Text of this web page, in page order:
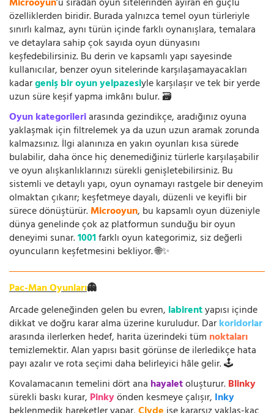
Microoyun’u sıradan oyun sitelerinden ayıran en güçlü
özelliklerden biridir. Burada yalnızca temel oyun türleriyle
sınırlı kalmaz, aynı türün içinde farklı oynanışlara, temalara
ve detaylara sahip çok sayıda oyun dünyasını
keşfedebilirsiniz. Bu derin ve kapsamlı yapı sayesinde
kullanıcılar, benzer oyun sitelerinde karşılaşamayacakları
kadargeniş bir oyun yelpazesiyle karşılaşır ve tek bir yerde
uzun süre keşif yapma imkânı bulur. 🗃️
Oyun kategorileriarasında gezindikçe, aradığınız oyuna
yaklaşmak için filtrelemek ya da uzun uzun aramak zorunda
kalmazsınız. İlgi alanınıza en yakın oyunları kısa sürede
bulabilir, daha önce hiç denemediğiniz türlerle karşılaşabilir
ve oyun alışkanlıklarınızı sürekli genişletebilirsiniz. Bu
sistemli ve detaylı yapı, oyun oynamayı rastgele bir deneyim
olmaktan çıkarır; keşfetmeye dayalı, düzenli ve keyifli bir
sürece dönüştürür.Microoyun, bu kapsamlı oyun düzeniyle
dünya genelinde çok az platformun sunduğu bir oyun
deneyimi sunar.1001farklı oyun kategorimiz, siz değerli
oyuncuların keşfetmesini bekliyor. 🌐✨
Pac-Man Oyunları👻
Arcade geleneğinden gelen bu evren, labirentyapısı içinde
dikkat ve doğru karar alma üzerine kuruludur. Darkoridorlar
arasında ilerlerken hedef, harita üzerindeki tüm noktaları
temizlemektir. Alan yapısı basit görünse de ilerledikçe hata
payı azalır ve rota seçimi daha belirleyici hâle gelir. 🕹️
Kovalamacanın temelini dört ana hayaletoluşturur.Blinky
sürekli baskı kurar, Pinkyönden kesmeye çalışır, Inky